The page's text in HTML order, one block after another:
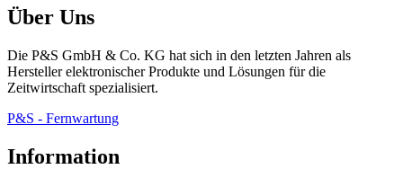
Über Uns
Die P&S GmbH & Co. KG hat sich in den letzten Jahren als
Hersteller elektronischer Produkte und Lösungen für die
Zeitwirtschaft spezialisiert.
P&S - Fernwartung
Information